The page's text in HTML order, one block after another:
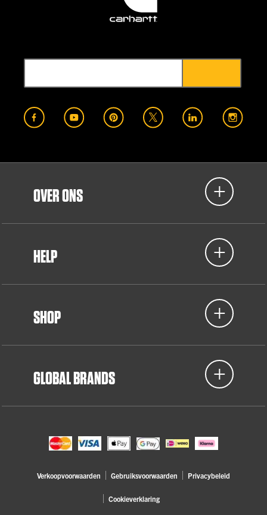
OVER ONS
HELP
SHOP
GLOBAL BRANDS
Verkoopvoorwaarden Gebruiksvoorwaarden Privacybeleid
Cookieverklaring